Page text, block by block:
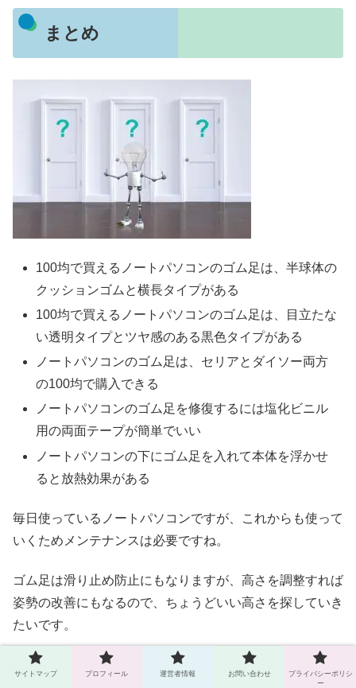
まとめ
100均で買えるノートパソコンのゴム足は、半球体の
クッションゴムと横長タイプがある
100均で買えるノートパソコンのゴム足は、目立たな
い透明タイプとツヤ感のある黒色タイプがある
ノートパソコンのゴム足は、セリアとダイソー両方
の100均で購入できる
ノートパソコンのゴム足を修復するには塩化ビニル
用の両面テープが簡単でいい
ノートパソコンの下にゴム足を入れて本体を浮かせ
ると放熱効果がある
毎日使っているノートパソコンですが、これからも使って
いくためメンテナンスは必要ですね。
ゴム足は滑り止め防止にもなりますが、高さを調整すれば
姿勢の改善にもなるので、ちょうどいい高さを探していき
たいです。
冷却対策については、知らなかったことが多かったので勉
サイトマップ プロフィール 運営者情報 お問い合わせ
プライバシーポリシ
ー